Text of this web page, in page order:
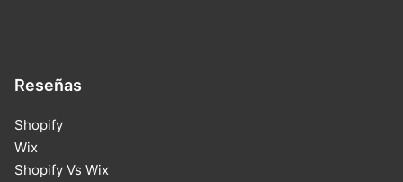
Reseñas
Shopify
Wix
Shopify Vs Wix